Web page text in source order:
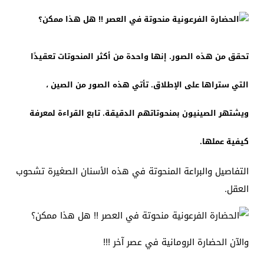
تحقق من هذه الصور. إنها واحدة من أكثر المنحوتات تعقيدًا
التي ستراها على الإطلاق. تأتي هذه الصور من الصين ،
ويشتهر الصينيون بمنحوتاتهم الدقيقة. تابع القراءة لمعرفة
كيفية عملها.
التفاصيل والبراعة المنحوتة في هذه الأسنان الصغيرة تشحوب
العقل.
والآن الحضارة الرومانية في عصر آخر !!!